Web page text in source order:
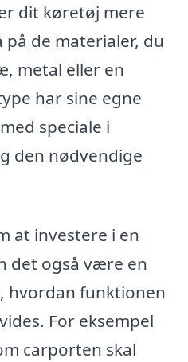
dit køretøj mere
de materialer, du
metal eller en
har sine egne
speciale i
den nødvendige
at investere i en
det også være en
hvordan funktionen
For eksempel
carporten skal